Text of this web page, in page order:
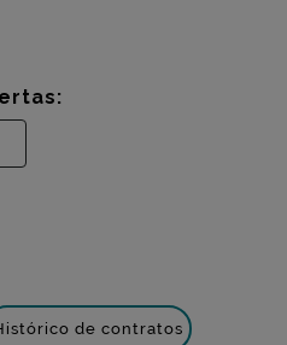
de contratos